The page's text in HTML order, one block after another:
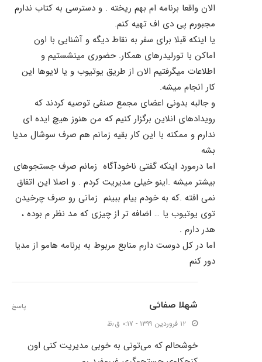
الان واقعا برنامه ام بهم ریخته . و دسترسی به کتاب ندارم
مجبورم پی دی اف تهیه کنم.
یا اینکه قبلا برای سفر به نقاط دیگه و آشنایی با اون
اماکن با تورلیدرهای همکار. حضوری مینشستیم و
اطلاعات میگرفتیم الان از طریق یوتیوب و یا لایوها این
کار انجام میشه.
و جالبه بدونی اعضای مجمع صنفی توصیه کردند که
رویدادهای انلاین برگزار کنیم که من هنوز هیچ ایده ای
ندارم و ممکنه با این کار بقیه زمانم هم صرف سوشال مدیا
بشه
اما درمورد اینکه گفتی ناخودآگاه زمانم صرف جستجوهای
بیشتر میشه .اینو خیلی مدیریت کردم . و اصلا این اتفاق
نمی افته .که به خودم بیام ببینم زمانی رو صرف چرخیدن
توی یوتیوب یا … اضافه تر از چیزی که مد نظر م بوده ،
هدر دارم .
اما در کل دوست دارم منابع مربوط به برنامه هامو از مدیا
دور کنم
شهلا صفائی
۱۲ فروردین ۱۳۹۹ - ۰:۱۷ ق٫ظ
خوشحالم که می‌تونی به خوبی مدیریت کنی اون
پاسخ